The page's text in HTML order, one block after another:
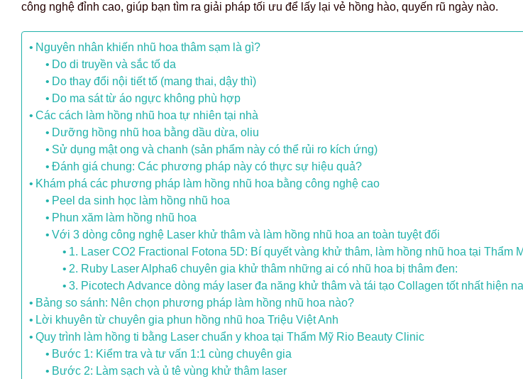
công nghệ đỉnh cao, giúp bạn tìm ra giải pháp tối ưu để lấy lại vẻ hồng hào, quyến rũ ngày nào.
Nguyên nhân khiến nhũ hoa thâm sạm là gì?
Do di truyền và sắc tố da
Do thay đổi nội tiết tố (mang thai, dậy thì)
Do ma sát từ áo ngực không phù hợp
Các cách làm hồng nhũ hoa tự nhiên tại nhà
Dưỡng hồng nhũ hoa bằng dầu dừa, oliu
Sử dụng mật ong và chanh (sản phẩm này có thể rủi ro kích ứng)
Đánh giá chung: Các phương pháp này có thực sự hiệu quả?
Khám phá các phương pháp làm hồng nhũ hoa bằng công nghệ cao
Peel da sinh học làm hồng nhũ hoa
Phun xăm làm hồng nhũ hoa
Với 3 dòng công nghệ Laser khử thâm và làm hồng nhũ hoa an toàn tuyệt đối
1. Laser CO2 Fractional Fotona 5D: Bí quyết vàng khử thâm, làm hồng nhũ hoa tại Thẩm
2. Ruby Laser Alpha6 chuyên gia khử thâm những ai có nhũ hoa bị thâm đen:
3. Picotech Advance dòng máy laser đa năng khử thâm và tái tạo Collagen tốt nhất hiện
Bảng so sánh: Nên chọn phương pháp làm hồng nhũ hoa nào?
Lời khuyên từ chuyên gia phun hồng nhũ hoa Triệu Việt Anh
Quy trình làm hồng ti bằng Laser chuẩn y khoa tại Thẩm Mỹ Rio Beauty Clinic
Bước 1: Kiểm tra và tư vấn 1:1 cùng chuyên gia
Bước 2: Làm sạch và ủ tê vùng khử thâm laser